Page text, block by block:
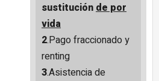
sustituciónde por
vida
2.Pago fraccionado y
renting
3.Asistencia de